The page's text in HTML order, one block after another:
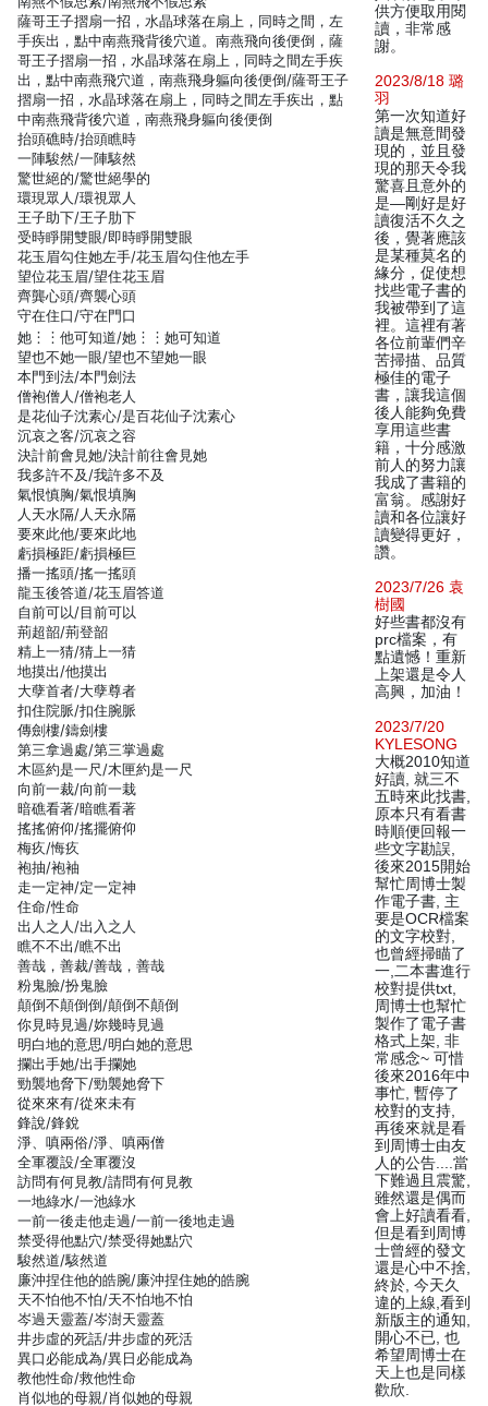
薩哥王子摺扇一招，水晶球落在扇上，同時之間，左
手疾出，點中南燕飛背後穴道。南燕飛向後便倒，薩
哥王子摺扇一招，水晶球落在扇上，同時之間左手疾
出，點中南燕飛穴道，南燕飛身軀向後便倒/薩哥王子
摺扇一招，水晶球落在扇上，同時之間左手疾出，點
中南燕飛背後穴道，南燕飛身軀向後便倒
抬頭礁時/抬頭瞧時
一陣駿然/一陣駭然
驚世絕的/驚世絕學的
環現眾人/環視眾人
王子助下/王子肋下
受時睜開雙眼/即時睜開雙眼
花玉眉勾住她左手/花玉眉勾住他左手
望位花玉眉/望住花玉眉
齊龔心頭/齊襲心頭
守在住口/守在門口
她︙︙他可知道/她︙︙她可知道
望也不她一眼/望也不望她一眼
本門到法/本門劍法
僧袍僧人/僧袍老人
是花仙子沈素心/是百花仙子沈素心
沉哀之客/沉哀之容
決計前會見她/決計前往會見她
我多許不及/我許多不及
氣恨慎胸/氣恨填胸
人天水隔/人天永隔
要來此他/要來此地
虧損極距/虧損極巨
播一搖頭/搖一搖頭
龍玉後答道/花玉眉答道
自前可以/目前可以
荊超韶/荊登韶
精上一猜/猜上一猜
地摸出/他摸出
大孽首者/大孽尊者
扣住院脈/扣住腕脈
傳劍樓/鑄劍樓
第三拿過處/第三掌過處
木區約是一尺/木匣約是一尺
向前一裁/向前一栽
暗礁看著/暗瞧看著
搖搖俯仰/搖擺俯仰
梅疚/悔疚
袍抽/袍袖
走一定神/定一定神
住命/性命
出人之人/出入之人
瞧不不出/瞧不出
善哉，善裁/善哉，善哉
粉鬼臉/扮鬼臉
顛倒不顛倒倒/顛倒不顛倒
你見時見過/妳幾時見過
明白地的意思/明白她的意思
攔出手她/出手攔她
勁襲地脅下/勁襲她脅下
從來來有/從來未有
鋒說/鋒銳
淨、嗔兩俗/淨、嗔兩僧
全軍覆設/全軍覆沒
訪問有何見教/請問有何見教
一地綠水/一池綠水
一前一後走他走過/一前一後地走過
禁受得他點穴/禁受得她點穴
駿然道/駭然道
廉沖捏住他的皓腕/廉沖捏住她的皓腕
天不怕他不怕/天不怕地不怕
岑過天靈蓋/岑澍天靈蓋
井步虛的死話/井步虛的死活
異口必能成為/異日必能成為
教他性命/救他性命
肖似地的母親/肖似她的母親
供方便取用閱
讀，非常感
謝。
2023/8/18 璐
羽
第一次知道好
讀是無意間發
現的，並且發
現的那天令我
驚喜且意外的
是—剛好是好
讀復活不久之
後，覺著應該
是某種莫名的
緣分，促使想
找些電子書的
我被帶到了這
裡。這裡有著
各位前輩們辛
苦掃描、品質
極佳的電子
書，讓我這個
後人能夠免費
享用這些書
籍，十分感激
前人的努力讓
我成了書籍的
富翁。感謝好
讀和各位讓好
讀變得更好，
讚。
2023/7/26 袁
樹國
好些書都沒有
prc檔案，有
點遺憾！重新
上架還是令人
高興，加油！
2023/7/20
KYLESONG
大概2010知道
好讀, 就三不
五時來此找書,
原本只有看書
時順便回報一
些文字勘誤,
後來2015開始
幫忙周博士製
作電子書, 主
要是OCR檔案
的文字校對,
也曾經掃瞄了
一,二本書進行
校對提供txt,
周博士也幫忙
製作了電子書
格式上架, 非
常感念~ 可惜
後來2016年中
事忙, 暫停了
校對的支持,
再後來就是看
到周博士由友
人的公告....當
下難過且震驚,
雖然還是偶而
會上好讀看看,
但是看到周博
士曾經的發文
還是心中不捨,
終於, 今天久
違的上線,看到
新版主的通知,
開心不已, 也
希望周博士在
天上也是同樣
歡欣.